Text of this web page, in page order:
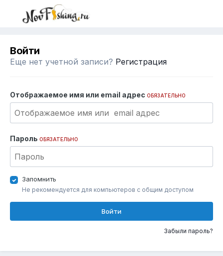
Войти
Еще нет учетной записи? Регистрация
Отображаемое имя или email адрес ОБЯЗАТЕЛЬНО
Пароль ОБЯЗАТЕЛЬНО
Запомнить
Не рекомендуется для компьютеров с общим доступом
Войти
Забыли пароль?